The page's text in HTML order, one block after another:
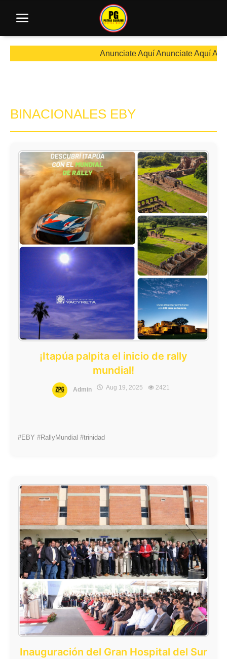
Anunciate Aquí Anunciate Aquí
BINACIONALES EBY
¡Itapúa palpita el inicio de rally
mundial!
Admin Aug 19, 2025 2421
#EBY #RallyMundial #trinidad
Inauguración del Gran Hospital del Sur